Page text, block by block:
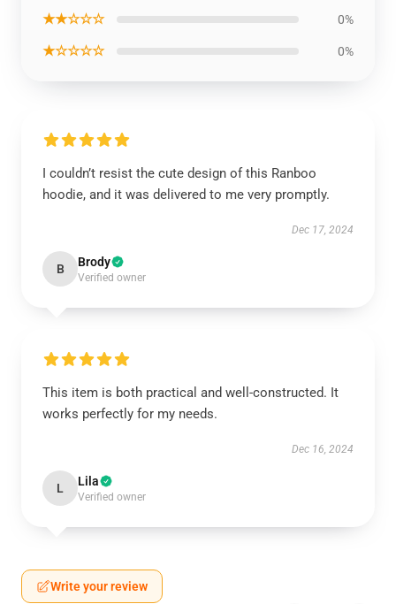
★★☆☆☆ 0%
★☆☆☆☆ 0%
I couldn’t resist the cute design of this Ranboo
hoodie, and it was delivered to me very promptly.
Dec 17, 2024
B Brody
Verified owner
This item is both practical and well-constructed. It
works perfectly for my needs.
Dec 16, 2024
L Lila
Verified owner
Write your review